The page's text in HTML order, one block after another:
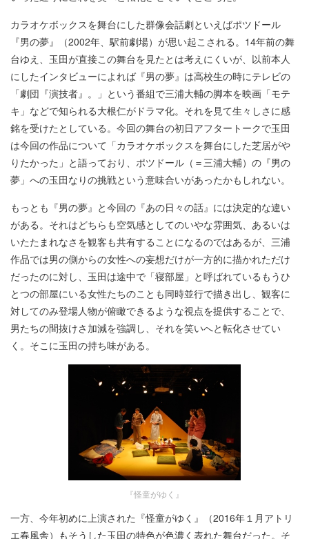
カラオケボックスを舞台にした群像会話劇といえばポツドール
『男の夢』（2002年、駅前劇場）が思い起こされる。14年前の舞
台ゆえ、玉田が直接この舞台を見たとは考えにくいが、以前本人
にしたインタビューによれば『男の夢』は高校生の時にテレビの
「劇団『演技者』。」という番組で三浦大輔の脚本を映画「モテ
キ」などで知られる大根仁がドラマ化。それを見て生々しさに感
銘を受けたとしている。今回の舞台の初日アフタートークで玉田
は今回の作品について「カラオケボックスを舞台にした芝居がや
りたかった」と語っており、ポツドール（＝三浦大輔）の『男の
夢」への玉田なりの挑戦という意味合いがあったかもしれない。
もっとも『男の夢』と今回の『あの日々の話』には決定的な違い
がある。それはどちらも空気感としてのいやな雰囲気、あるいは
いたたまれなさを観客も共有することになるのではあるが、三浦
作品では男の側からの女性への妄想だけが一方的に描かれただけ
だったのに対し、玉田は途中で「寝部屋」と呼ばれているもうひ
とつの部屋にいる女性たちのことも同時並行で描き出し、観客に
対してのみ登場人物が俯瞰できるような視点を提供することで、
男たちの間抜けさ加減を強調し、それを笑いへと転化させてい
く。そこに玉田の持ち味がある。
『怪童がゆく』
一方、今年初めに上演された『怪童がゆく』（2016年１月アトリ
エ春風舎）もそうした玉田の特色が色濃く表れた舞台だった。そ